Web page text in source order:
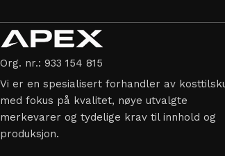
Org. nr.: 933 154 815
Vi er en spesialisert forhandler av
med fokus på kvalitet, nøye utvalgte
merkevarer og tydelige krav til innhold og
produksjon.